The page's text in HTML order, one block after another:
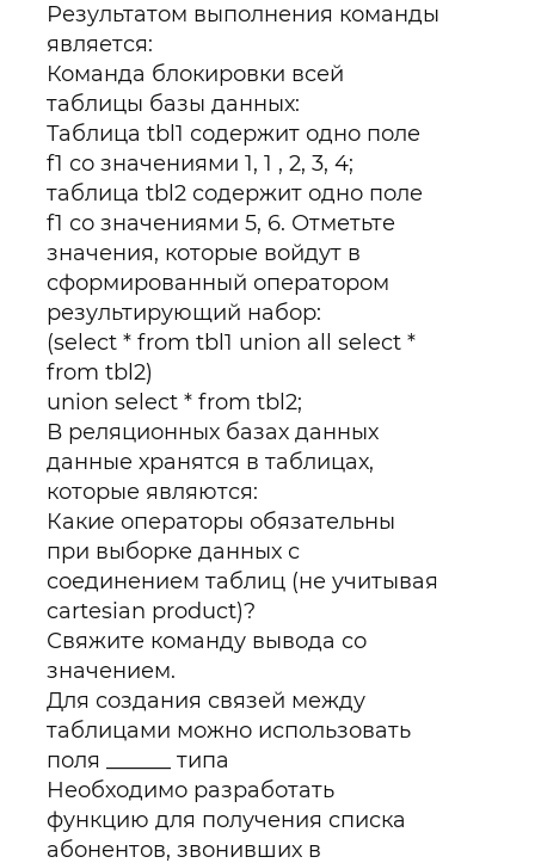
Результатом выполнения команды
является:
Команда блокировки всей
таблицы базы данных:
Таблица tbl1 содержит одно поле
f1 со значениями 1, 1 , 2, 3, 4;
таблица tbl2 содержит одно поле
f1 со значениями 5, 6. Отметьте
значения, которые войдут в
сформированный оператором
результирующий набор:
(select * from tbl1 union all select *
from tbl2)
union select * from tbl2;
В реляционных базах данных
данные хранятся в таблицах,
которые являются:
Какие операторы обязательны
при выборке данных с
соединением таблиц (не учитывая
cartesian product)?
Свяжите команду вывода со
значением.
Для создания связей между
таблицами можно использовать
поля ______ типа
Необходимо разработать
функцию для получения списка
абонентов, звонивших в